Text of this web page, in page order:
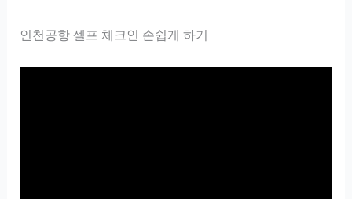
인천공항 셀프 체크인 손쉽게 하기